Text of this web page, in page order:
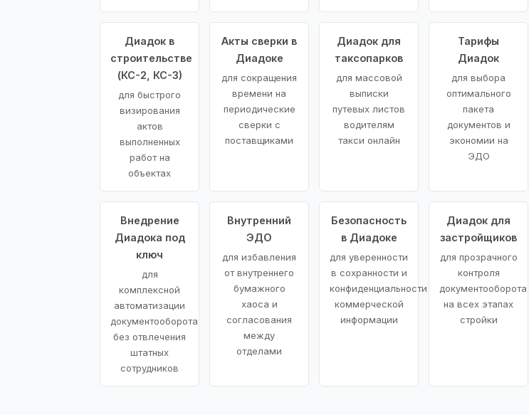
Диадок в
строительстве
(КС-2, КС-3)
для быстрого
визирования
актов
выполненных
работ на
объектах
Акты сверки в
Диадоке
для сокращения
времени на
периодические
сверки с
поставщиками
Диадок для
таксопарков
для массовой
выписки
путевых листов
водителям
такси онлайн
Тарифы
Диадок
для выбора
оптимального
пакета
документов и
экономии на
ЭДО
Внедрение
Диадока под
ключ
для
комплексной
автоматизации
документооборота
без отвлечения
штатных
сотрудников
Внутренний
ЭДО
для избавления
от внутреннего
бумажного
хаоса и
согласования
между
отделами
Безопасность
в Диадоке
для уверенности
в сохранности и
конфиденциальности
коммерческой
информации
Диадок для
застройщиков
для прозрачного
контроля
документооборота
на всех этапах
стройки